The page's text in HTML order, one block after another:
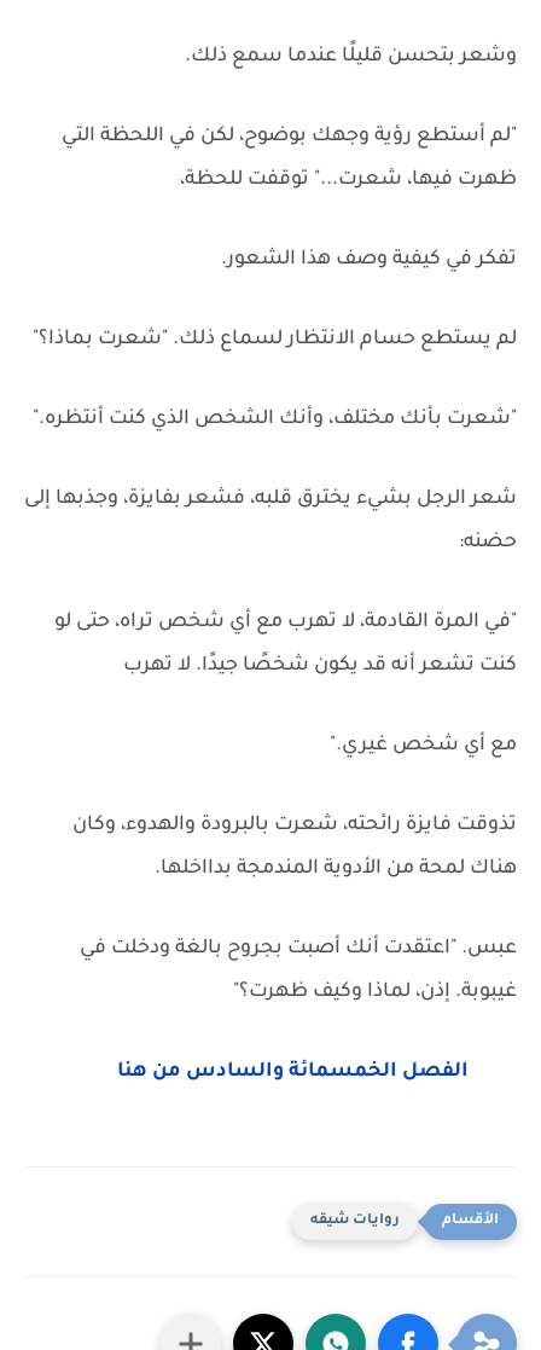
وشعر بتحسن قليلًا عندما سمع ذلك.
"لم أستطع رؤية وجهك بوضوح، لكن في اللحظة التي
ظهرت فيها، شعرت..." توقفت للحظة،
تفكر في كيفية وصف هذا الشعور.
لم يستطع حسام الانتظار لسماع ذلك. "شعرت بماذا؟"
"شعرت بأنك مختلف، وأنك الشخص الذي كنت أنتظره."
شعر الرجل بشيء يخترق قلبه، فشعر بفايزة، وجذبها إلى
حضنه:
"في المرة القادمة، لا تهرب مع أي شخص تراه، حتى لو
كنت تشعر أنه قد يكون شخصًا جيدًا. لا تهرب
مع أي شخص غيري."
تذوقت فايزة رائحته، شعرت بالبرودة والهدوء، وكان
هناك لمحة من الأدوية المندمجة بدااخلها.
عبس. "اعتقدت أنك أصبت بجروح بالغة ودخلت في
غيبوبة. إذن، لماذا وكيف ظهرت؟"
الفصل الخمسمائة والسادس من هنا
روايات شيقه